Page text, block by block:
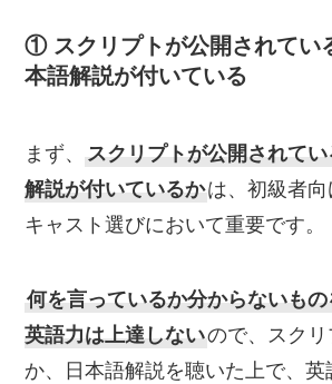
① スクリプトが公開されてい
本語解説が付いている
まず、 スクリプトが公開されて
解説が付いているかは、初級者
キャスト選びにおいて重要です。
何を言っているか分からないも
英語力は上達しないので、スク
か、日本語解説を聴いた上で、英